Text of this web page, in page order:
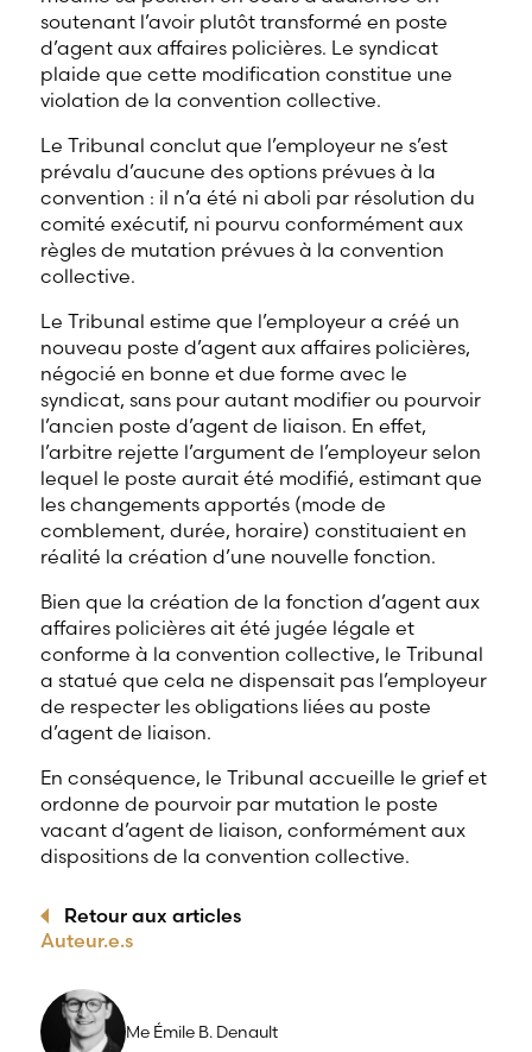
soutenant l’avoir plutôt transformé en poste
d’agent aux affaires policières. Le syndicat
plaide que cette modification constitue une
violation de la convention collective.
Le Tribunal conclut que l’employeur ne s’est
prévalu d’aucune des options prévues à la
convention : il n’a été ni aboli par résolution du
comité exécutif, ni pourvu conformément aux
règles de mutation prévues à la convention
collective.
Le Tribunal estime que l’employeur a créé un
nouveau poste d’agent aux affaires policières,
négocié en bonne et due forme avec le
syndicat, sans pour autant modifier ou pourvoir
l’ancien poste d’agent de liaison. En effet,
l’arbitre rejette l’argument de l’employeur selon
lequel le poste aurait été modifié, estimant que
les changements apportés (mode de
comblement, durée, horaire) constituaient en
réalité la création d’une nouvelle fonction.
Bien que la création de la fonction d’agent aux
affaires policières ait été jugée légale et
conforme à la convention collective, le Tribunal
a statué que cela ne dispensait pas l’employeur
de respecter les obligations liées au poste
d’agent de liaison.
En conséquence, le Tribunal accueille le grief et
ordonne de pourvoir par mutation le poste
vacant d’agent de liaison, conformément aux
dispositions de la convention collective.
Retour aux articles
Auteur.e.s
Me Émile B. Denault